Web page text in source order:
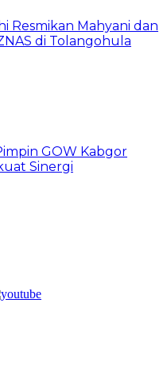
Resmikan Mahyani dan
di Tolangohula
GOW Kabgor
Sinergi